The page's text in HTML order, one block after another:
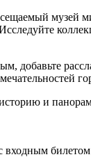
музей
добавьте
и
входным